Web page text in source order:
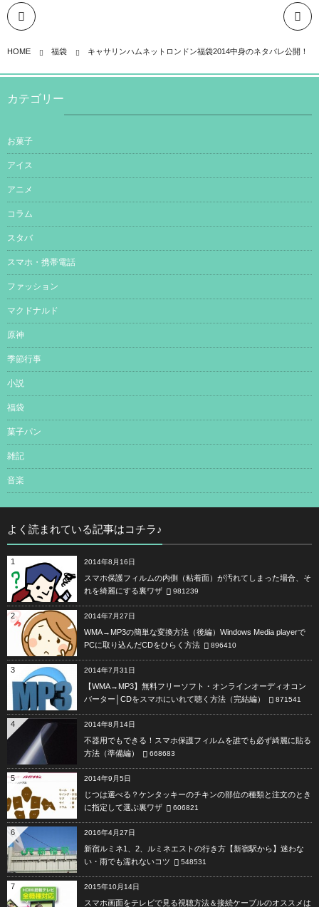
HOME 福袋 キャサリンハムネットロンドン福袋2014中身のネタバレ公開！
カテゴリー
お菓子
アイス
アニメ
コラム
スタバ
スマホ・携帯電話
ファッション
マクドナルド
原神
季節行事
小説
福袋
菓子パン
雑記
音楽
よく読まれている記事はコチラ♪
1 2014年8月16日
スマホ保護フィルムの内側（粘着面）が汚れてしまった場合、そ
れを綺麗にする裏ワザ
981239
2 2014年7月27日
WMA→MP3の簡単な変換方法（後編）Windows Media playerで
PCに取り込んだCDをひらく方法
896410
3 2014年7月31日
【WMA→MP3】無料フリーソフト・オンラインオーディオコン
バーター│CDをスマホにいれて聴く方法（完結編）
871541
4 2014年8月14日
不器用でもできる！スマホ保護フィルムを誰でも必ず綺麗に貼る
方法（準備編）
668683
5 2014年9月5日
じつは選べる？ケンタッキーのチキンの部位の種類と注文のとき
に指定して選ぶ裏ワザ
606821
6 2016年4月27日
新宿ルミネ1、2、ルミネエストの行き方【新宿駅から】迷わな
い・雨でも濡れないコツ
548531
7 2015年10月14日
スマホ画面をテレビで見る視聴方法＆接続ケーブルのオススメは